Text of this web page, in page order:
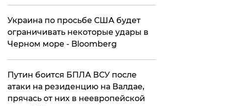
Украина по просьбе США будет
ограничивать некоторые удары в
Черном море - Bloomberg
Путин боится БПЛА ВСУ после
атаки на резиденцию на Валдае,
прячась от них в неевропейской